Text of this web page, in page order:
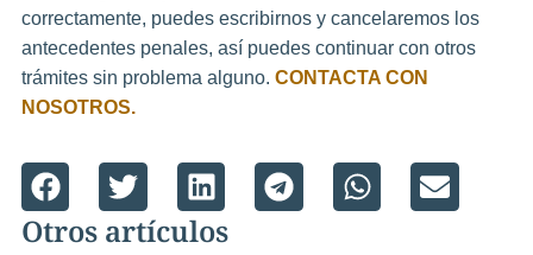
correctamente, puedes escribirnos y cancelaremos los
antecedentes penales, así puedes continuar con otros
trámites sin problema alguno. CONTACTA CON
NOSOTROS.
Otros artículos